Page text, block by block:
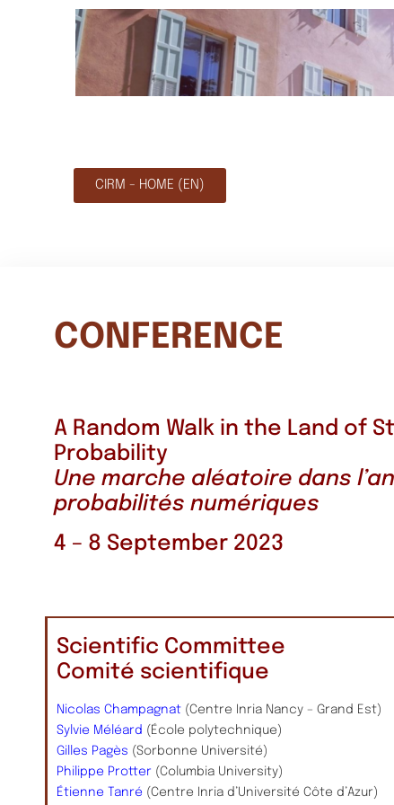
CIRM - HOME (EN)
CONFERENCE
A Random Walk in the Land of
Probability
Une marche aléatoire dans
probabilités numériques
4 – 8 September 2023
Scientific Committee
Comité scientifique
Nicolas Champagnat (Centre Inria Nancy – Grand Est)
Sylvie Méléard (École polytechnique)
Gilles Pagès (Sorbonne Université)
Philippe Protter (Columbia University)
Étienne Tanré (Centre Inria d’Université Côte d’Azur)